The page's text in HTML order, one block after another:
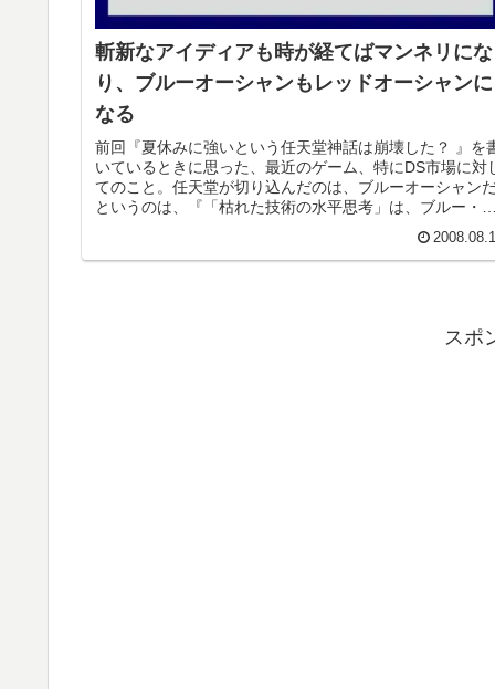
斬新なアイディアも時が経てばマンネリにな
り、ブルーオーシャンもレッドオーシャンに
なる
前回『夏休みに強いという任天堂神話は崩壊した？ 』を
いているときに思った、最近のゲーム、特にDS市場に対
てのこと。任天堂が切り込んだのは、ブルーオーシャン
というのは、『「枯れた技術の水平思考」は、ブルー・オ
スポ